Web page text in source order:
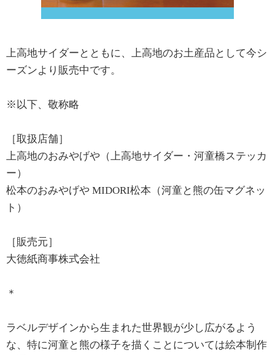
上高地サイダーとともに、上高地のお土産品として今シ
ーズンより販売中です。
※以下、敬称略
［取扱店舗］
上高地のおみやげや（上高地サイダー・河童橋ステッカ
ー）
松本のおみやげや MIDORI松本（河童と熊の缶マグネッ
ト）
［販売元］
大徳紙商事株式会社
＊
ラベルデザインから生まれた世界観が少し広がるよう
な、特に河童と熊の様子を描くことについては絵本制作